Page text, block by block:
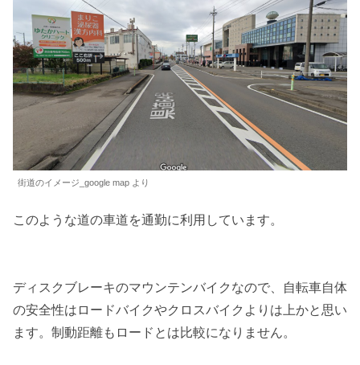
街道のイメージ_google map より
このような道の車道を通勤に利用しています。
ディスクブレーキのマウンテンバイクなので、自転車自体
の安全性はロードバイクやクロスバイクよりは上かと思い
ます。制動距離もロードとは比較になりません。